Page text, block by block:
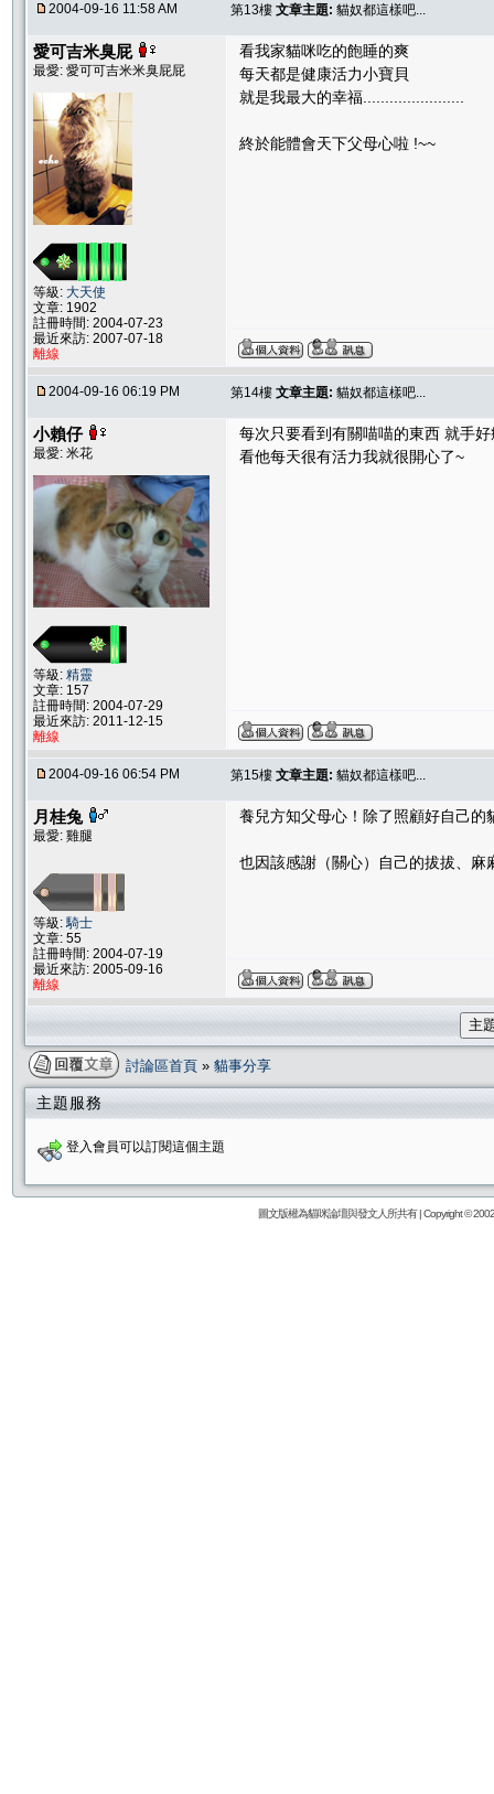
2004-09-16 11:58 AM 第13樓 文章主題: 貓奴都這樣吧...
愛可吉米臭屁
最愛: 愛可可吉米米臭屁屁
等級: 大天使
文章: 1902
註冊時間: 2004-07-23
最近來訪: 2007-07-18
離線
看我家貓咪吃的飽睡的爽
每天都是健康活力小寶貝
就是我最大的幸福.......................
終於能體會天下父母心啦 !~~
2004-09-16 06:19 PM 第14樓 文章主題: 貓奴都這樣吧...
小賴仔
最愛: 米花
等級: 精靈
文章: 157
註冊時間: 2004-07-29
最近來訪: 2011-12-15
離線
每次只要看到有關喵喵的東西 就手
看他每天很有活力我就很開心了~
2004-09-16 06:54 PM 第15樓 文章主題: 貓奴都這樣吧...
月桂兔
最愛: 雞腿
等級:騎士
文章: 55
註冊時間: 2004-07-19
最近來訪: 2005-09-16
離線
養兒方知父母心！除了照顧好自己的
也因該感謝（關心）自己的拔拔、麻
主
討論區首頁 » 貓事分享
主題服務
登入會員可以訂閱這個主題
圖文版權為貓咪論壇與發文人所共有 | Copyright ©